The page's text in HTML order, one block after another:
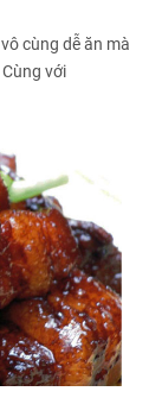
cùng dễ ăn mà
với